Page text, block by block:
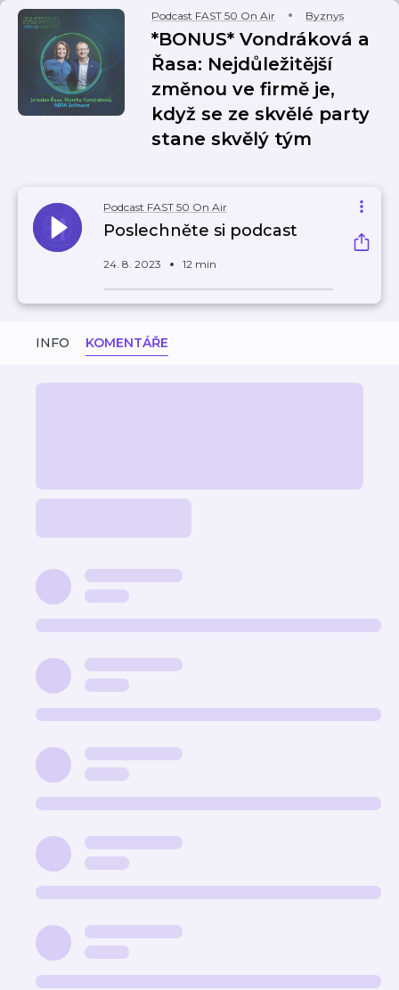
Podcast FAST 50 On Air Byznys
*BONUS* Vondráková a
Řasa: Nejdůležitější
změnou ve firmě je,
když se ze skvělé party
stane skvělý tým
Podcast FAST 50 On Air
Poslechněte si podcast
24. 8. 2023 12 min
INFO KOMENTÁŘE